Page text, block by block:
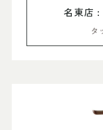
名東店 :
タ